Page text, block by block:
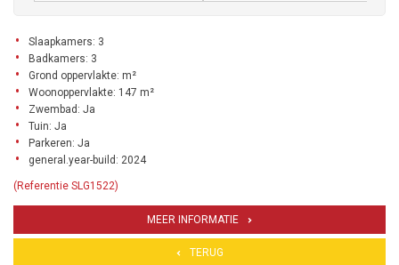
Slaapkamers: 3
Badkamers: 3
Grond oppervlakte: m²
Woonoppervlakte: 147 m²
Zwembad: Ja
Tuin: Ja
Parkeren: Ja
general.year-build: 2024
(Referentie SLG1522)
MEER INFORMATIE
TERUG